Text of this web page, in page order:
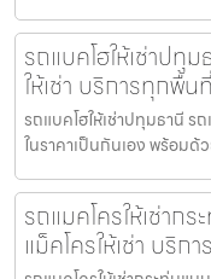
รถแบคโฮให้เช่าปทุ
ให้เช่า บริการทุกพื้น
รถแบคโฮให้เช่าปทุมธานี ร
ในราคาเป็นกันเอง พร้อม
รถแมคโครให้เช่าก
แม็คโครให้เช่า บริ